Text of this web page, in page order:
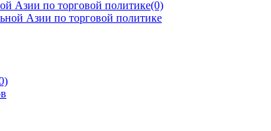
Азии по торговой политике(0)